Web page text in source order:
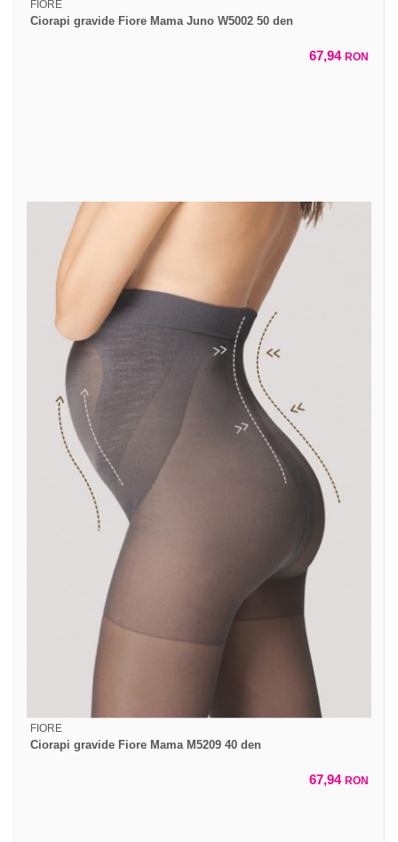
FIORE
Ciorapi gravide Fiore Mama Juno W5002 50 den
67,94 RON
FIORE
Ciorapi gravide Fiore Mama M5209 40 den
67,94 RON